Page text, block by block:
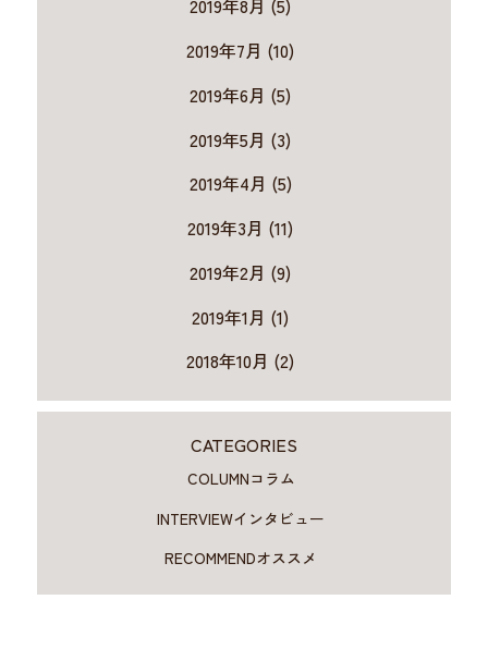
2019年8月 (5)
2019年7月 (10)
2019年6月 (5)
2019年5月 (3)
2019年4月 (5)
2019年3月 (11)
2019年2月 (9)
2019年1月 (1)
2018年10月 (2)
CATEGORIES
COLUMNコラム
INTERVIEWインタビュー
RECOMMENDオススメ